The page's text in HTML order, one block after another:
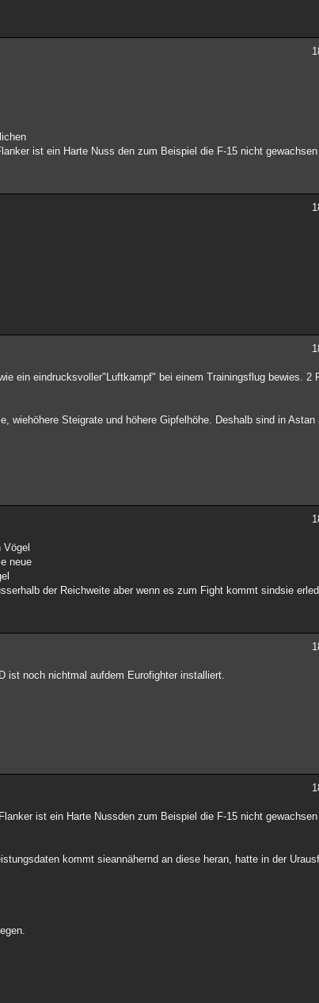
ist ein Harte Nuss den zum Beispiel die F-15 nicht gewachsen
ein eindrucksvoller"Luftkampf" bei einem Trainingsflug bewies. 2
wiehöhere Steigrate und höhere Gipfelhöhe. Deshalb sind in Astan
neue
der Reichweite aber wenn es zum Fight kommt sindsie
ist noch nichtmal aufdem Eurofighter installiert.
ist ein Harte Nussden zum Beispiel die F-15 nicht gewachsen
kommt sieannähernd an diese heran, hatte in der